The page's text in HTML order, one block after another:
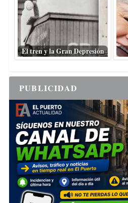
El tren y la Gran Depresión
PUBLICIDAD